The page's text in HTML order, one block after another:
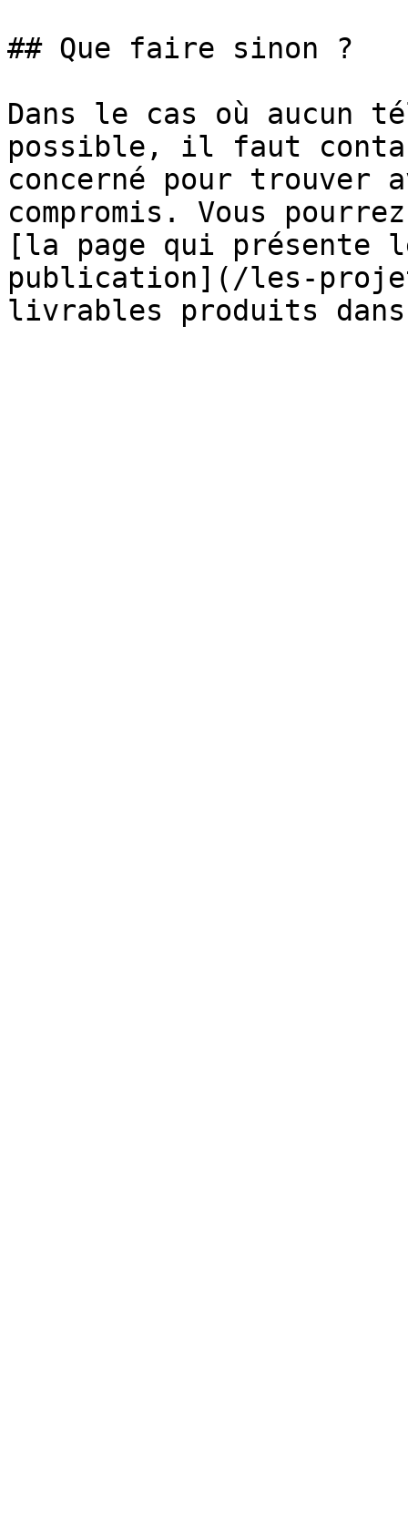
## Que faire sinon ?
Dans le cas où aucun
possible, il faut
concerné pour
compromis. Vous
[la page qui présente
publication](/les-